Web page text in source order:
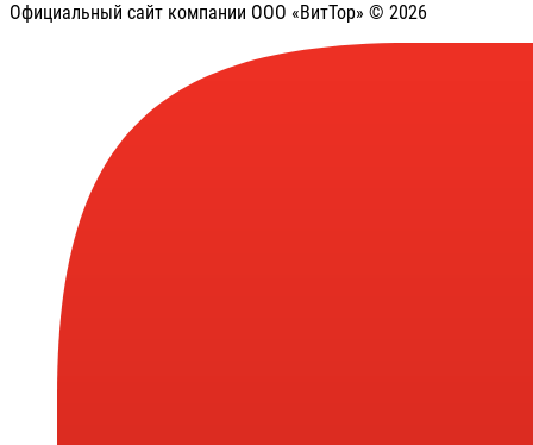
Официальный сайт компании ООО «ВитТор» © 2026